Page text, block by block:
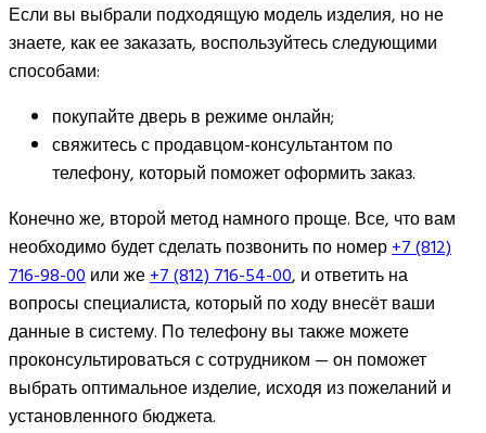
Если вы выбрали подходящую модель изделия, но не
знаете, как ее заказать, воспользуйтесь следующими
способами:
покупайте дверь в режиме онлайн;
свяжитесь с продавцом-консультантом по
телефону, который поможет оформить заказ.
Конечно же, второй метод намного проще. Все, что вам
необходимо будет сделать позвонить по номер+7 (812)
716-98-00или же+7 (812) 716-54-00, и ответить на
вопросы специалиста, который по ходу внесёт ваши
данные в систему. По телефону вы также можете
проконсультироваться с сотрудником — он поможет
выбрать оптимальное изделие, исходя из пожеланий и
установленного бюджета.